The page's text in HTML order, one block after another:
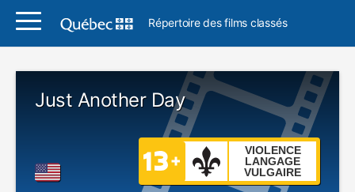
Répertoire des films classés
Just Another Day
VIOLENCE
LANGAGE
VULGAIRE